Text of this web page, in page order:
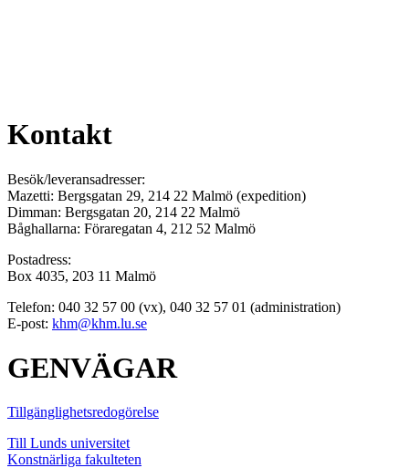
Kontakt
Besök/leveransadresser:
Mazetti: Bergsgatan 29, 214 22 Malmö (expedition)
Dimman: Bergsgatan 20, 214 22 Malmö
Båghallarna: Föraregatan 4, 212 52 Malmö
Postadress:
Box 4035, 203 11 Malmö
Telefon: 040 32 57 00 (vx), 040 32 57 01 (administration)
E-post: khm@khm.lu.se
GENVÄGAR
Tillgänglighetsredogörelse
Till Lunds universitet
Konstnärliga fakulteten